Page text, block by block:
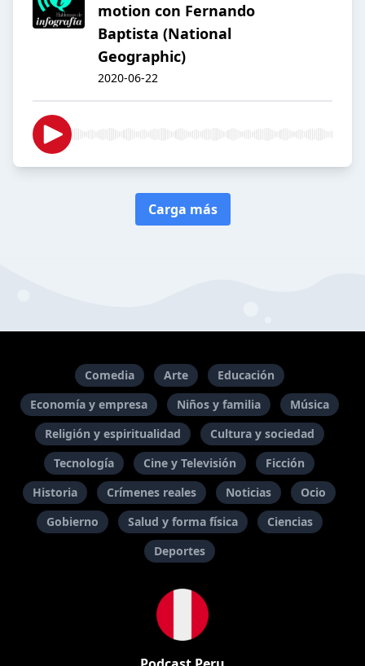
motion con Fernando
Baptista (National
Geographic)
2020-06-22
Carga más
Comedia Arte
Educación
Economía y empresa
Niños y familia
Música
Religión y espiritualidad
Cultura y sociedad
Tecnología
Cine y Televisión
Ficción
Historia
Crímenes reales Noticias
Ocio
Gobierno
Salud y forma física
Ciencias
Deportes